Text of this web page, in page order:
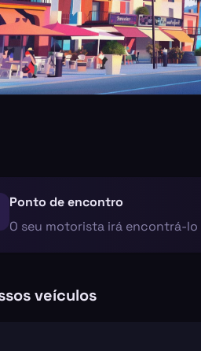
Ponto de encontro
O seu motorista irá encontrá-
veículos